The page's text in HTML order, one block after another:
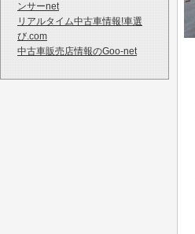
ンサーnet
リアルタイム中古車情報!車選
び.com
中古車販売店情報のGoo-net